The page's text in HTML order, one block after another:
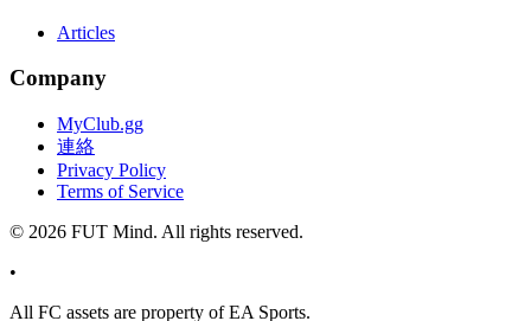
Articles
Company
MyClub.gg
連絡
Privacy Policy
Terms of Service
© 2026 FUT Mind. All rights reserved.
•
All FC assets are property of EA Sports.